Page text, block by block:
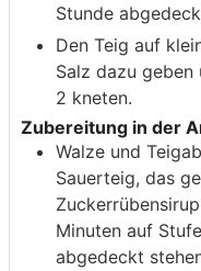
Stunde
Den Teig auf
Salz dazu
2 kneten.
Zubereitung in der
Walze und
Sauerteig, das
Minuten auf
abgedeckt